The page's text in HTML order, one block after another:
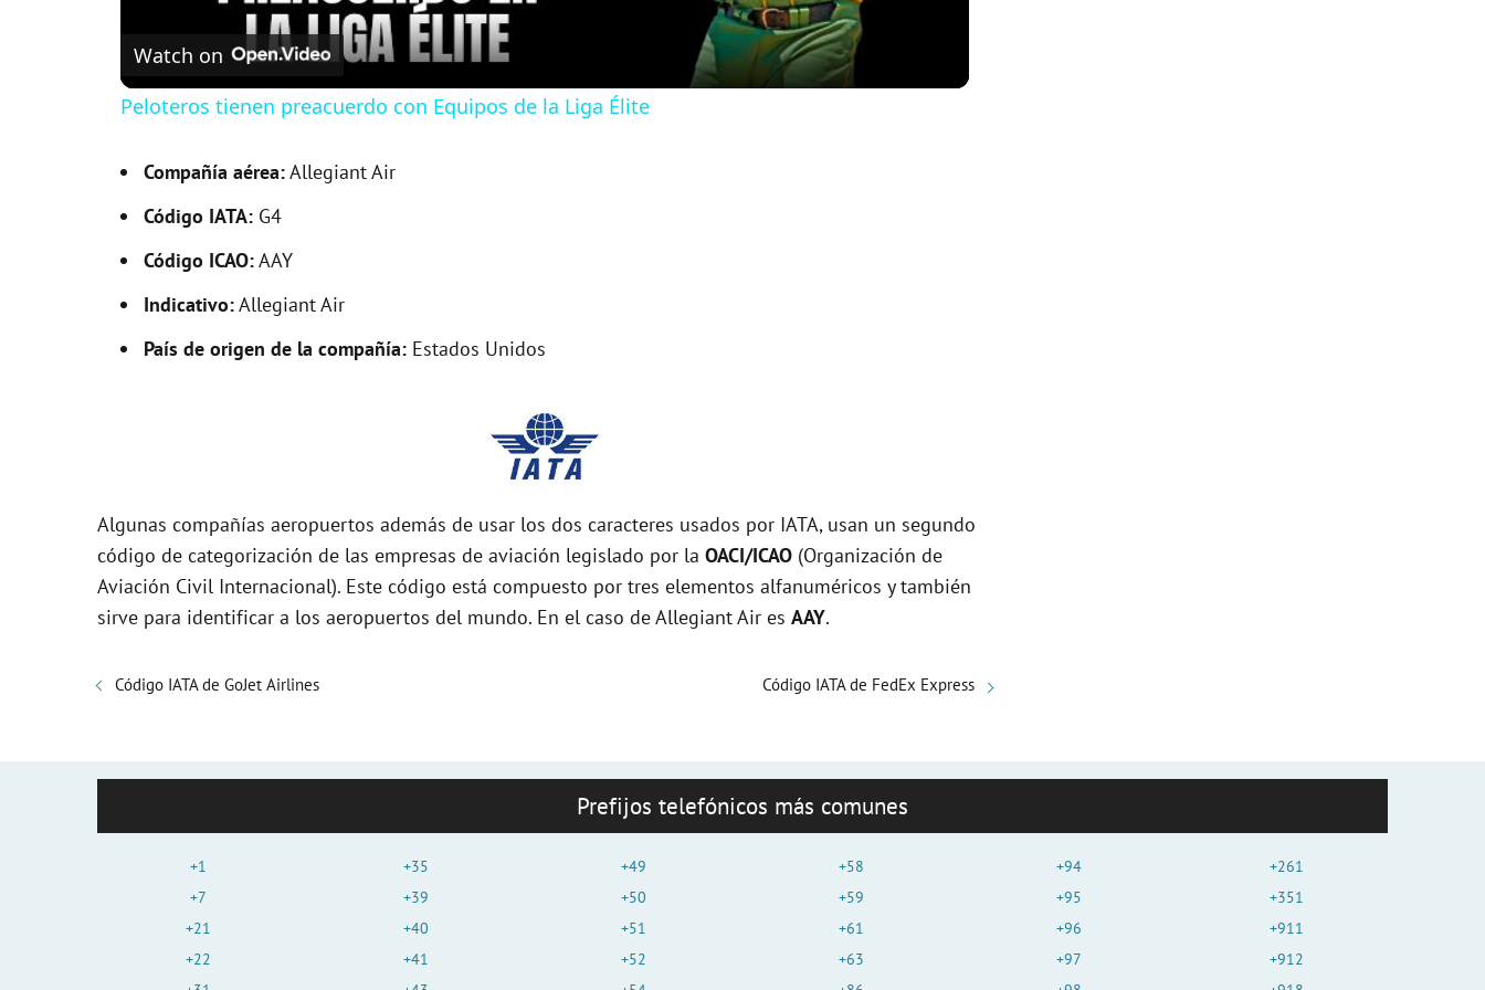
y
e
o
Watch on
Peloteros tienen preacuerdo con Equipos de la Liga Élite
Compañía aérea:Allegiant Air
Código IATA: G4
Código ICAO:AAY
Indicativo:Allegiant Air
País de origen de la compañía: Estados Unidos
Algunas compañías aeropuertos además de usar los dos caracteres usados por IATA, usan un segundo
código de categorización de las empresas de aviación legislado por la OACI/ICAO (Organización de
Aviación Civil Internacional). Este código está compuesto por tres elementos alfanuméricos y también
sirve para identificar a los aeropuertos del mundo. En el caso de Allegiant Air es AAY.
Código IATA de GoJet Airlines Código IATA de FedEx Express
Prefijos telefónicos más comunes
+1
+7
+21
+22
+35
+39
+40
+41
+49
+50
+51
+52
+58
+59
+61
+63
+94
+95
+96
+97
+261
+351
+911
+912